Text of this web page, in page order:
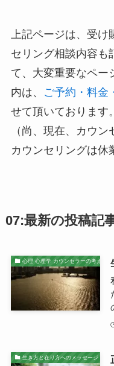
上記ページは、受
セリング相談内容も
て、大変重要なペー
内は、
ご予約・料金
せて頂いております。
（尚、現在、カウ
カウンセリングは休
07:最新の投稿記
心理 心理学 カウンセラーの考え
生き方と在り方へのメッセージ